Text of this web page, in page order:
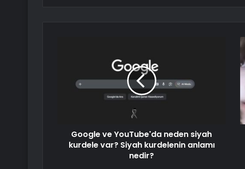
Google ve YouTube'da neden siyah
kurdele var? Siyah kurdelenin anlamı
nedir?